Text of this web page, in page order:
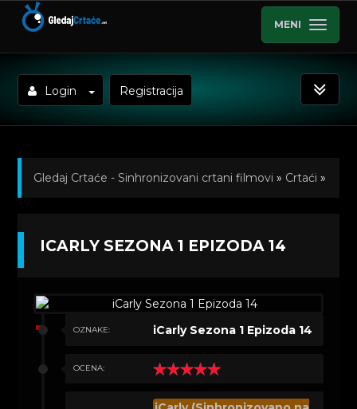
MENI
Login Registracija
Gledaj Crtaće - Sinhronizovani crtani filmovi » Crtaći »
ICARLY SEZONA 1 EPIZODA 14
OZNAKE: iCarly Sezona 1 Epizoda 14
OCENA: